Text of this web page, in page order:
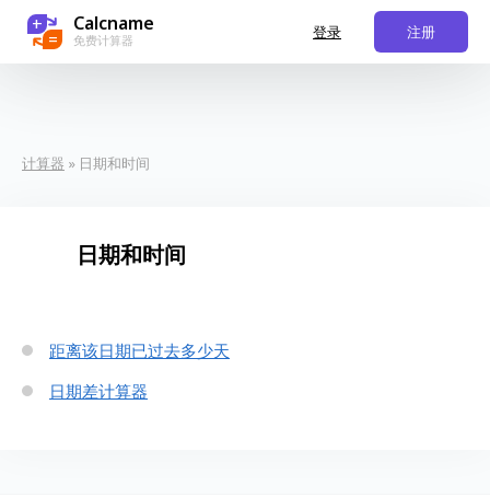
+
=
Calcname
免费计算器 登录 注册
计算器 » 日期和时间
日期和时间
距离该日期已过去多少天
日期差计算器